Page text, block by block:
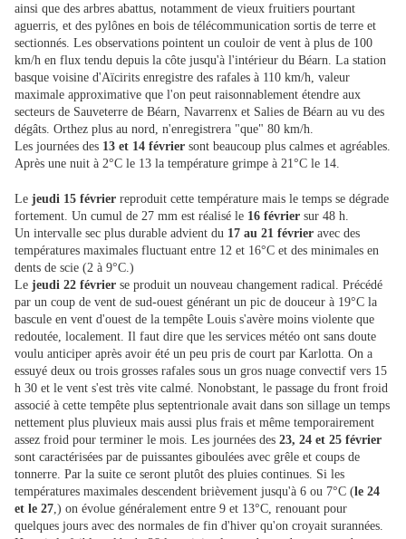
ainsi que des arbres abattus, notamment de vieux fruitiers pourtant
aguerris, et des pylônes en bois de télécommunication sortis de terre et
sectionnés. Les observations pointent un couloir de vent à plus de 100
km/h en flux tendu depuis la côte jusqu'à l'intérieur du Béarn. La station
basque voisine d'Aïcirits enregistre des rafales à 110 km/h, valeur
maximale approximative que l'on peut raisonnablement étendre aux
secteurs de Sauveterre de Béarn, Navarrenx et Salies de Béarn au vu des
dégâts. Orthez plus au nord, n'enregistrera "que" 80 km/h.
Les journées des 13 et 14 février sont beaucoup plus calmes et agréables.
Après une nuit à 2°C le 13 la température grimpe à 21°C le 14.
Le jeudi 15 février reproduit cette température mais le temps se dégrade
fortement. Un cumul de 27 mm est réalisé le 16 février sur 48 h.
Un intervalle sec plus durable advient du 17 au 21 février avec des
températures maximales fluctuant entre 12 et 16°C et des minimales en
dents de scie (2 à 9°C.)
Le jeudi 22 février se produit un nouveau changement radical. Précédé
par un coup de vent de sud-ouest générant un pic de douceur à 19°C la
bascule en vent d'ouest de la tempête Louis s'avère moins violente que
redoutée, localement. Il faut dire que les services météo ont sans doute
voulu anticiper après avoir été un peu pris de court par Karlotta. On a
essuyé deux ou trois grosses rafales sous un gros nuage convectif vers 15
h 30 et le vent s'est très vite calmé. Nonobstant, le passage du front froid
associé à cette tempête plus septentrionale avait dans son sillage un temps
nettement plus pluvieux mais aussi plus frais et même temporairement
assez froid pour terminer le mois. Les journées des 23, 24 et 25 février
sont caractérisées par de puissantes giboulées avec grêle et coups de
tonnerre. Par la suite ce seront plutôt des pluies continues. Si les
températures maximales descendent brièvement jusqu'à 6 ou 7°C (le 24
et le 27,) on évolue généralement entre 9 et 13°C, renouant pour
quelques jours avec des normales de fin d'hiver qu'on croyait surannées.